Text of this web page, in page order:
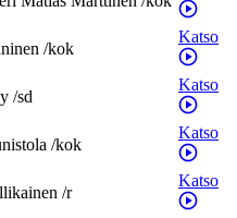
/kok
Katso
/sd
Katso
/kok
Katso
/r
Katso